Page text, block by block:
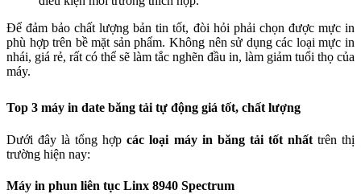
Để đảm bảo chất lượng bản tin tốt, đòi hỏi phải chọn được mực in
phù hợp trên bề mặt sản phẩm. Không nên sử dụng các loại mực in
nhái, giá rẻ, rất có thể sẽ làm tắc nghẽn đầu in, làm giảm tuổi thọ của
máy.
Top 3 máy in date băng tải tự động giá tốt, chất lượng
Dưới đây là tổng hợpcác loại máy in băng tải tốt nhấttrên thị
trường hiện nay:
Máy in phun liên tục Linx 8940 Spectrum